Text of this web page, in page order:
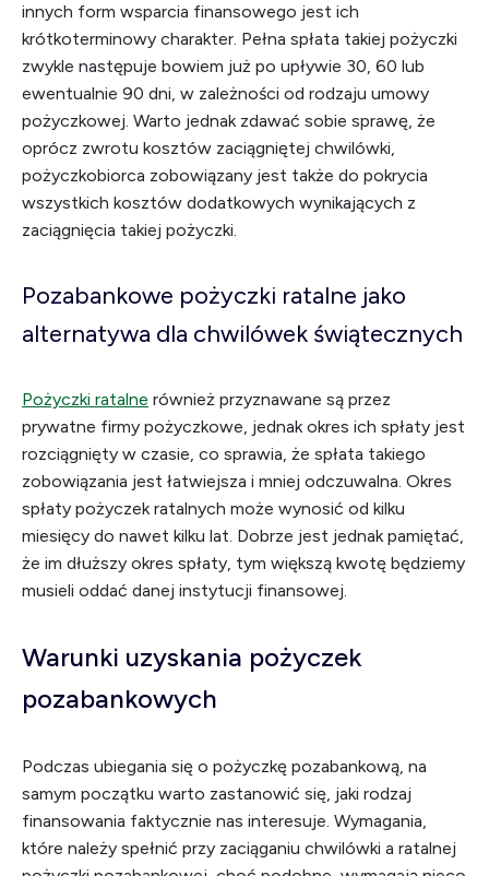
innych form wsparcia finansowego jest ich
krótkoterminowy charakter. Pełna spłata takiej pożyczki
zwykle następuje bowiem już po upływie 30, 60 lub
ewentualnie 90 dni, w zależności od rodzaju umowy
pożyczkowej. Warto jednak zdawać sobie sprawę, że
oprócz zwrotu kosztów zaciągniętej chwilówki,
pożyczkobiorca zobowiązany jest także do pokrycia
wszystkich kosztów dodatkowych wynikających z
zaciągnięcia takiej pożyczki.
Pozabankowe pożyczki ratalne jako
alternatywa dla chwilówek świątecznych
Pożyczki ratalne również przyznawane są przez
prywatne firmy pożyczkowe, jednak okres ich spłaty jest
rozciągnięty w czasie, co sprawia, że spłata takiego
zobowiązania jest łatwiejsza i mniej odczuwalna. Okres
spłaty pożyczek ratalnych może wynosić od kilku
miesięcy do nawet kilku lat. Dobrze jest jednak pamiętać,
że im dłuższy okres spłaty, tym większą kwotę będziemy
musieli oddać danej instytucji finansowej.
Warunki uzyskania pożyczek
pozabankowych
Podczas ubiegania się o pożyczkę pozabankową, na
samym początku warto zastanowić się, jaki rodzaj
finansowania faktycznie nas interesuje. Wymagania,
które należy spełnić przy zaciąganiu chwilówki a ratalnej